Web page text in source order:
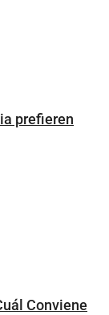
prefieren
Conviene